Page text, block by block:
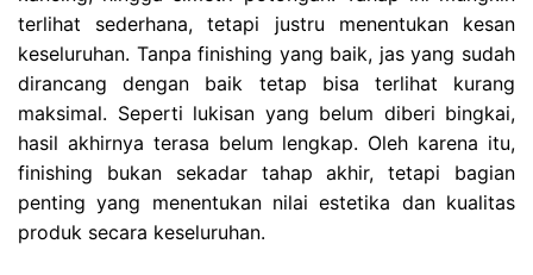
terlihat sederhana, tetapi justru menentukan kesan
keseluruhan. Tanpa finishing yang baik, jas yang sudah
dirancang dengan baik tetap bisa terlihat kurang
maksimal. Seperti lukisan yang belum diberi bingkai,
hasil akhirnya terasa belum lengkap. Oleh karena itu,
finishing bukan sekadar tahap akhir, tetapi bagian
penting yang menentukan nilai estetika dan kualitas
produk secara keseluruhan.